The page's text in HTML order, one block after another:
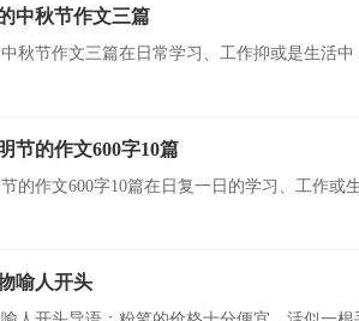
中秋节作文三篇
秋节作文三篇在日常学习、工作抑或是生活
节的作文600字10篇
节的作文600字10篇在日复一日的学习、工作
喻人开头